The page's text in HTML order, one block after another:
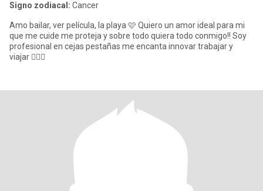
Signo zodiacal: Cancer
Amo bailar, ver película, la playa 🩷 Quiero un amor ideal para mi
que me cuide me proteja y sobre todo quiera todo conmigo!! Soy
profesional en cejas pestañas me encanta innovar trabajar y
viajar ✌🏻✨